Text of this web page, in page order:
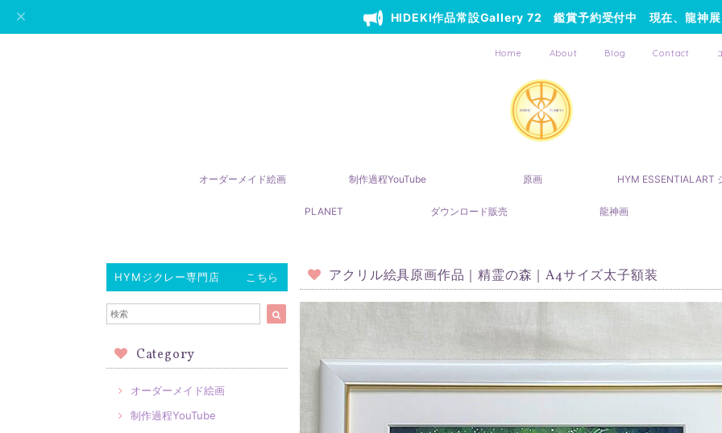
HIDEKI作品常設Gallery 72 鑑賞予約受付中 現在、龍神展
Home About Blog Contact
オーダーメイド絵画 制作過程YouTube 原画 HYM ESSENTIALART
PLANET ダウンロード販売 龍神画
HYMジクレー専門店 こちら
Category
オーダーメイド絵画
制作過程YouTube
アクリル絵具原画作品｜精霊の森｜A4サイズ太子額装